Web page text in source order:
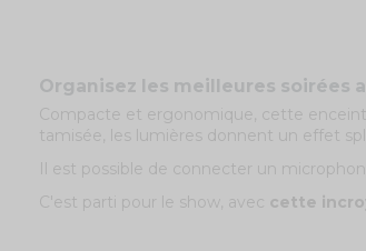
Organisez les meilleures soirées
Compacte et ergonomique, cette
tamisée, les lumières donnent un effet
Il est possible de connecter un
C'est parti pour le show, avec cette